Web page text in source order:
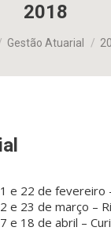
2018
Gestão Atuarial
e 22 de fevereiro
e 23 de março –
e 18 de abril –